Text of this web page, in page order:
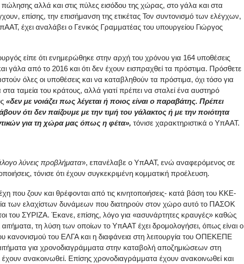
πώλησης αλλά και στις πύλες εισόδου της χώρας, στο γάλα και στα
επίσης, την επισήμανση της ετικέτας Τον συντονισμό των ελέγχων,
έχει αναλάβει ο Γενικός Γραμματέας του υπουργείου Γιώργος
είπε ότι ενημερώθηκε στην αρχή του χρόνου για 164 υποθέσεις
γάλα από το 2016 και ότι δεν έχουν εισπραχθεί τα πρόστιμα. Πρόσθετε
όλες οι υποθέσεις και να καταβληθούν τα πρόστιμα, όχι τόσο για
ταμεία του κράτους, αλλά γιατί πρέπει να σταλεί ένα αυστηρό
«δεν με νοιάζει πως λέγεται ή ποιος είναι ο παραβάτης. Πρέπει
ότι δεν παίζουμε με την τιμή του γάλακτος ή με την ποιότητα
για τη χώρα μας όπως η φέτα», τόνισε χαρακτηριστικά ο ΥπΑΑΤ.
λύνεις προβλήματα», επανέλαβε ο ΥπΑΑΤ, ενώ αναφερόμενος σε
τόνισε ότι έχουν συγκεκριμένη κομματική προέλευση.
που ζουν και θρέφονται από τις κινητοποιήσεις- κατά βάση του ΚΚΕ-
των ελαχίστων δυνάμεων που διατηρούν στον χώρο αυτό το ΠΑΣΟΚ
του ΣΥΡΙΖΑ. Έκανε, επίσης, λόγο για «ασυνάρτητες κραυγές» καθώς
αιτήματα, τη λύση των οποίων το ΥπΑΑΤ έχει δρομολογήσει, όπως είναι ο
κανονισμού του ΕΛΓΑ και η διαφάνεια στη λειτουργία του ΟΠΕΚΕΠΕ
για χρονοδιαγράμματα στην καταβολή αποζημιώσεων στη
ανακοινωθεί. Επίσης χρονοδιαγράμματα έχουν ανακοινωθεί και